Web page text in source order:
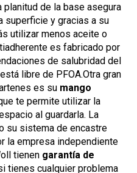
planitud de la base asegura
superficie y gracias a su
utilizar menos aceite o
es fabricado por
de salubridad del
libre de PFOA.Otra gran
es su mango
te permite utilizar la
al guardarla. La
su sistema de encastre
la empresa independiente
tienen garantía de
tienes cualquier problema